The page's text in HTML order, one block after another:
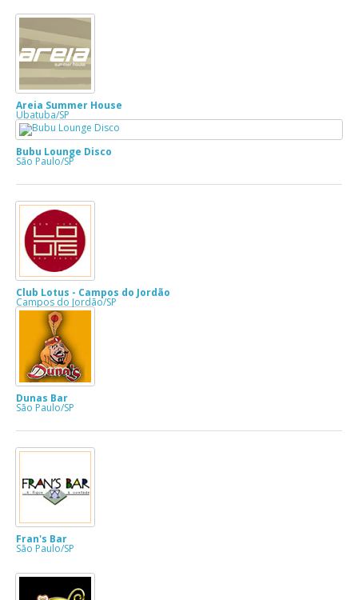
Areia Summer House
Ubatuba/SP
Bubu Lounge Disco
São Paulo/SP
Club Lotus - Campos do Jordão
Campos do Jordão/SP
Dunas Bar
São Paulo/SP
Fran's Bar
São Paulo/SP